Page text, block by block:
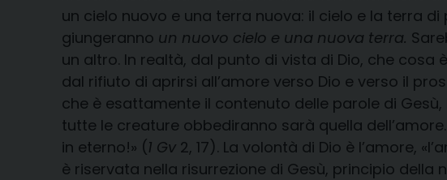
un cielo nuovo e una terra nuova: il cielo e la terra
giungeranno un nuovo cielo e una nuova terra.
un altro. In realtà, dal punto di vista di Dio, che
dal rifiuto di aprirsi all’amore verso Dio e verso il
che è esattamente il contenuto delle parole di
tutte le creature obbediranno sarà quella
in eterno!» (1 Gv 2, 17). La volontà di Dio è l’amore,
è riservata nella risurrezione di Gesù, principio della